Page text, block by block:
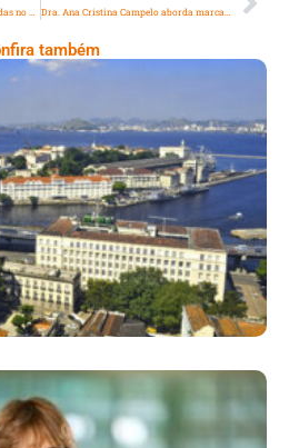
também
Um Tesouro Histórico
Do Rio De Janeiro